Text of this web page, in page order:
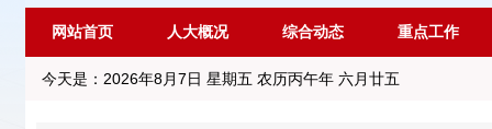
网站首页 人大概况 综合动态 重点工作
今天是： 2026年8月7日 星期五 农历丙午年 六月廿五